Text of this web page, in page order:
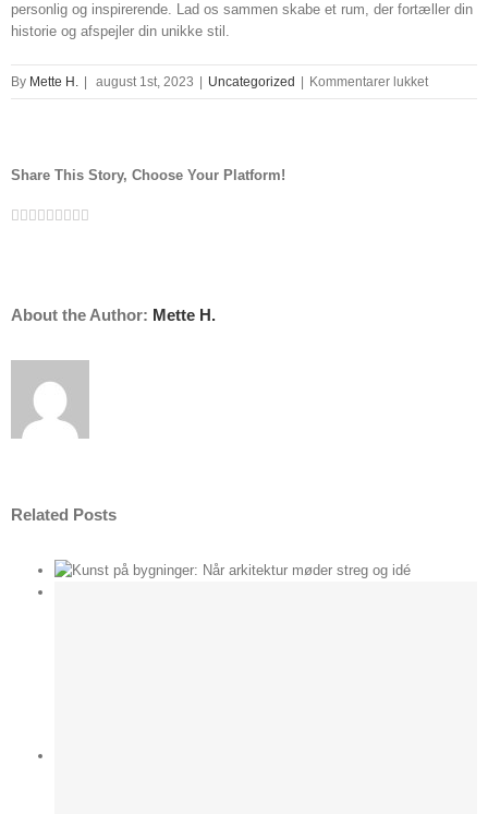
personlig og inspirerende. Lad os sammen skabe et rum, der fortæller din
historie og afspejler din unikke stil.
By Mette H. august 1st, 2023 Uncategorized Kommentarer lukkettil
historiske
Share This Story, Choose Your Platform!
Facebook
Twitter
Linkedin
Reddit
Tumblr
Google+
Pinterest
Vk
About the Author: Mette H.
Related Posts